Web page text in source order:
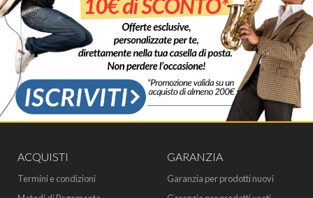
ACQUISTI
Termini e condizioni
GARANZIA
Garanzia per prodotti nuovi